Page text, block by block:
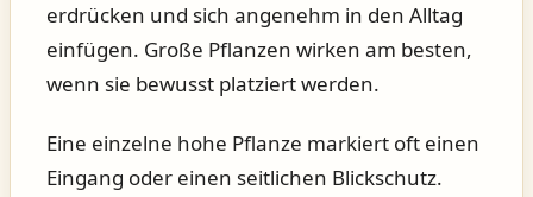
erdrücken und sich angenehm in den Alltag
einfügen. Große Pflanzen wirken am besten,
wenn sie bewusst platziert werden.
Eine einzelne hohe Pflanze markiert oft einen
Eingang oder einen seitlichen Blickschutz.